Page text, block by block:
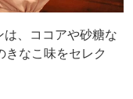
、ココアや砂糖な
なこ味をセレク